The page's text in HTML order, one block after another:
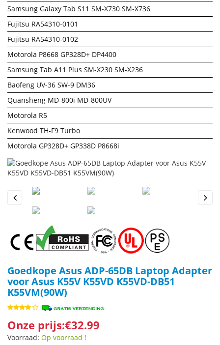
Samsung Galaxy Tab S11 SM-X730 SM-X736
Fujitsu RA54310-0101
Fujitsu RA54310-0102
Motorola P8668 GP328D+ DP4400
Samsung Tab A11 Plus SM-X230 SM-X236
Baofeng UV-36 SW-9 DM36
Quansheng MD-800i MD-800UV
Motorola R5
Kenwood TH-F9 Turbo
Motorola GP328D+ GP338D P8668i
Previous
Goedkope Asus ADP-65DB Laptop Adapter
voor Asus K55V K55VD K55VD-DB51
K55VM(90W)
Onze prijs:€32.99
Voorraad: Op voorraad !